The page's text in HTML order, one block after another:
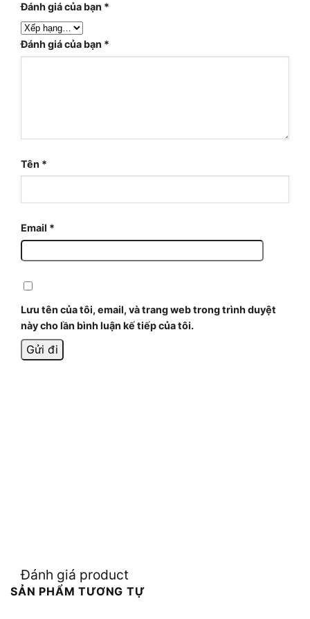
Đánh giá của bạn *
Đánh giá của bạn *
Tên *
Email *
Lưu tên của tôi, email, và trang web trong trình duyệt
này cho lần bình luận kế tiếp của tôi.
Đánh giá product
SẢN PHẨM TƯƠNG TỰ